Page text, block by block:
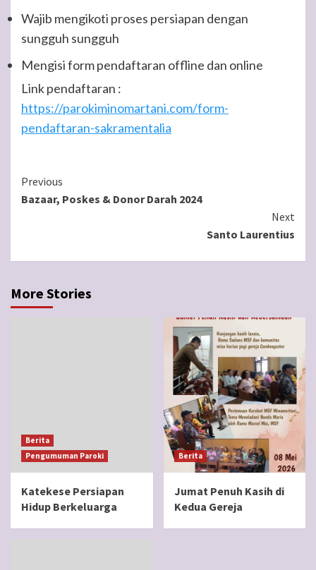
Wajib mengikoti proses persiapan dengan
sungguh sungguh
Mengisi form pendaftaran offline dan online
Link pendaftaran :
https://parokiminomartani.com/form-
pendaftaran-sakramentalia
Continue
Reading
Previous
Bazaar, Poskes & Donor Darah 2024
Next
Santo Laurentius
More Stories
Berita
Pengumuman Paroki
Katekese Persiapan
Hidup Berkeluarga
Berita
Jumat Penuh Kasih di
Kedua Gereja